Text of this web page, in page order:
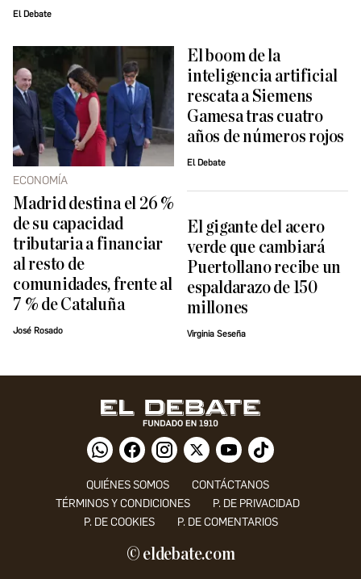
El Debate
ECONOMÍA
Madrid destina el 26 %
de su capacidad
tributaria a financiar
al resto de
comunidades, frente al
7 % de Cataluña
José Rosado
El boom de la
inteligencia artificial
rescata a Siemens
Gamesa tras cuatro
años de números rojos
El Debate
El gigante del acero
verde que cambiará
Puertollano recibe un
espaldarazo de 150
millones
Virginia Seseña
QUIÉNES SOMOS
CONTÁCTANOS
TÉRMINOS Y CONDICIONES
P. DE PRIVACIDAD
P. DE COOKIES
P. DE COMENTARIOS
© eldebate.com